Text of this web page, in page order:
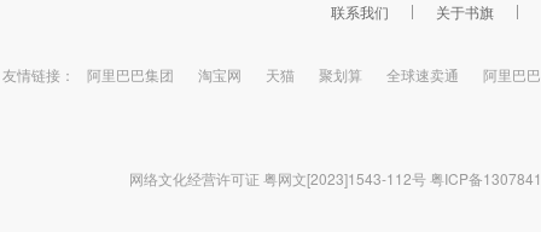
联系我们 关于书旗
友情链接： 阿里巴巴集团 淘宝网 天猫 聚划算 全球速卖通 阿里巴
网络文化经营许可证 粤网文[2023]1543-112号粤ICP备